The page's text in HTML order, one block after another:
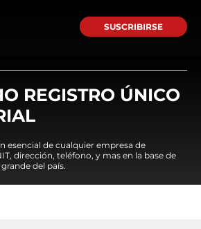
SUSCRIBIRSE
REGISTRO ÚNICO
esencial de cualquier empresa de
dirección, teléfono, y mas en la base de
del país.